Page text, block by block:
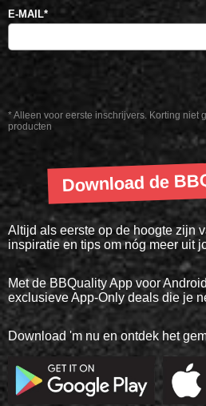
* Alleen voor eerste inschrijvers. Korting niet
producten
E-MAIL*
Download de
Altijd als eerste op de hoogte zijn
inspiratie en tips om nóg meer uit
Met de BBQuality App voor
exclusieve App-Only deals die je
Download 'm nu en ontdek het